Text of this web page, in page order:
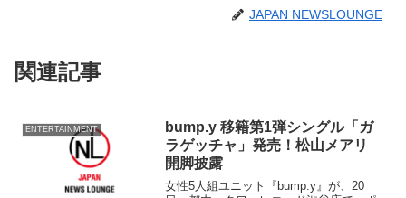
JAPAN NEWSLOUNGE
関連記事
ENTERTAINMENT
bump.y 移籍第1弾シングル「ガ
ラゲッチャ」発売！松山メアリ
開脚披露
女性5人組ユニット『bump.y』が、20